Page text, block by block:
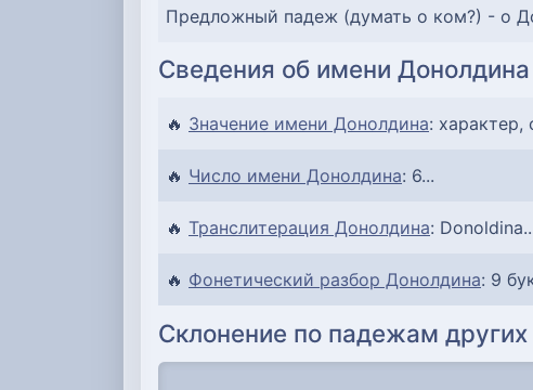
Предложный падеж (думать о ком?) - о
Сведения об имени Донолдина
🔥 Значение имени Донолдина: характер,
🔥 Число имени Донолдина: 6...
🔥 Транслитерация Донолдина:
🔥 Фонетический разбор Донолдина: 9
Склонение по падежам